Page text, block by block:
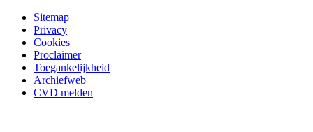
Sitemap
Privacy
Cookies
Proclaimer
Toegankelijkheid
Archiefweb
CVD melden